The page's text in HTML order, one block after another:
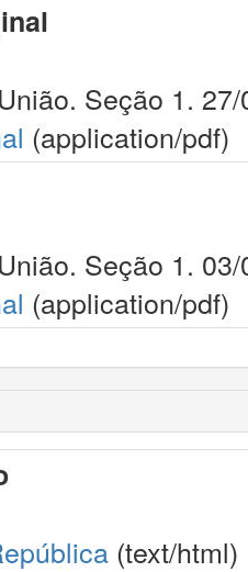
Seção 1.
(application/pdf)
Seção 1.
(application/pdf)
(text/html)